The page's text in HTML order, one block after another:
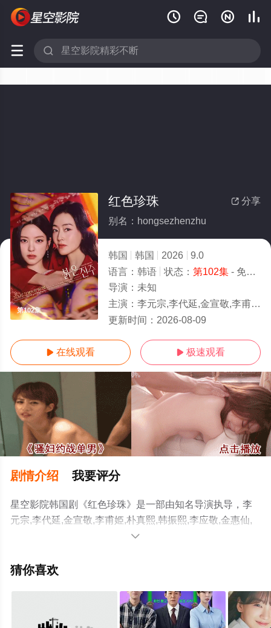
   
 
第102集
 分享
红色珍珠
别名：hongsezhenzhu
韩国 韩国 2026
9.0
语言： 韩语 状态： 第102集- 免费在线观看
导演： 未知
主演： 李元宗,李代延,金宣敬,李甫姫,朴真熙,韩振熙,李应敬,金惠仙,이정용,채빈
更新时间： 2026-08-09
 在线观看  极速观看
剧情介绍 我要评分
星空影院韩国剧《红色珍珠》是一部由知名导演执导，李
元宗,李代延,金宣敬,李甫姫,朴真熙,韩振熙,李应敬,金惠仙,
이정용,채빈等演员精彩演绎的韩国电视剧，手机免费观看
息可移步至豆瓣电视剧、电视猫或剧情网等平台了解。

猜你喜欢